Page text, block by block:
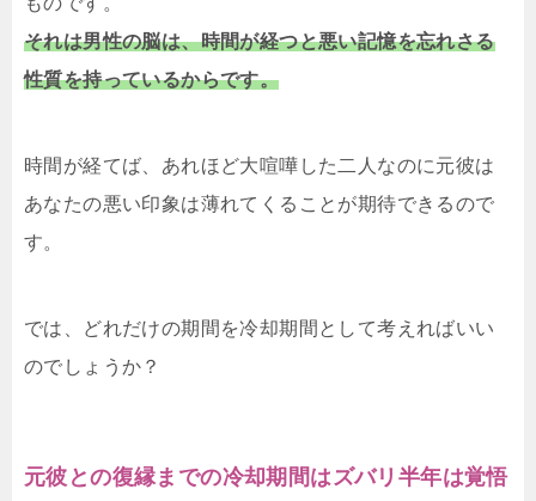
それは男性の脳は、時間が経つと悪い記憶を忘れさる
性質を持っているからです。
時間が経てば、あれほど大喧嘩した二人なのに元彼は
あなたの悪い印象は薄れてくることが期待できるので
す。
では、どれだけの期間を冷却期間として考えればいい
のでしょうか？
元彼との復縁までの冷却期間はズバリ半年は覚悟